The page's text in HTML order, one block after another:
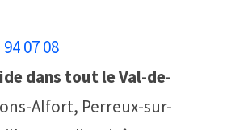
94 07 08
dans tout le Val-de-
Alfort, Perreux-sur-